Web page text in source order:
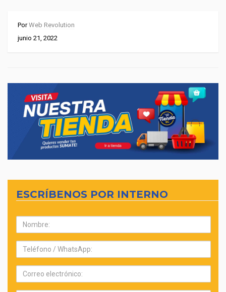
PorWeb Revolution
junio 21, 2022
ESCRÍBENOS POR INTERNO
Nombre:
Teléfono:
Correo
electrónico: